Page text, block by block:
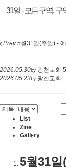
31일- 모든 구역.구
Prev5월31일(주일) -
2026.05.30by 광천교회
2026.05.23by 광천교회
List
Zine
Gallery
5월31일